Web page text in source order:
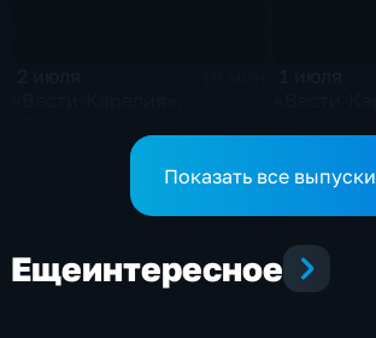
Показать все выпуски
Ещеинтересное